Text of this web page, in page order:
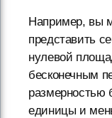
Например, вы
представить
нулевой
бесконечным
размерностью
единицы и